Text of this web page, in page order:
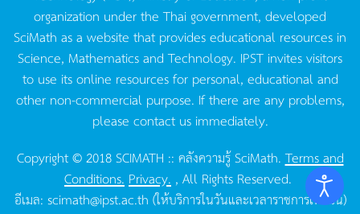
organization under the Thai government, developed
SciMath as a website that provides educational resources in
Science, Mathematics and Technology. IPST invites visitors
to use its online resources for personal, educational and
other non-commercial purpose. If there are any problems,
please contact us immediately.
Copyright © 2018 SCIMATH :: คลังความรู้ SciMath.Terms and
Conditions. Privacy. , All Rights Reserved.
อีเมล: scimath@ipst.ac.th (ให้บริการในวันและเวลาราชการเท่านั้น)